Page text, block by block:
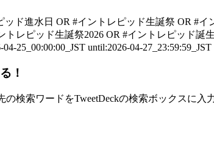
ド進水日 OR #イントレピッド生誕祭 OR #
トレピッド生誕祭2026 OR #イントレピッド
25_00:00:00_JST until:2026-04-27_23:59:59_JST
！
検索ワードをTweetDeckの検索ボックスに